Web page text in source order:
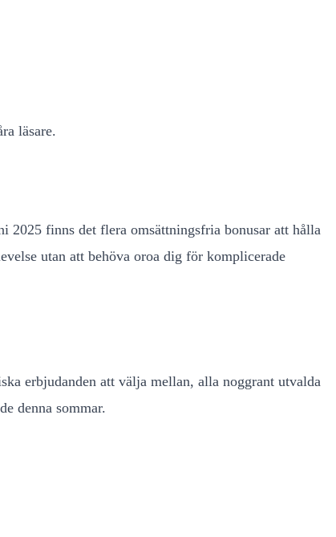
läsare.
2025 finns det flera omsättningsfria bonusar att hålla
utan att behöva oroa dig för komplicerade
erbjudanden att välja mellan, alla noggrant utvalda
denna sommar.